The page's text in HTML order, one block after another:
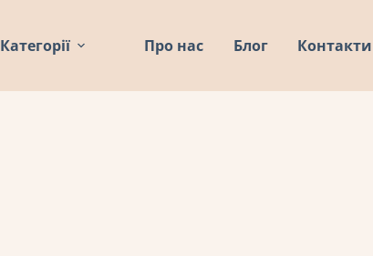
Категорії Про нас Блог Контакти